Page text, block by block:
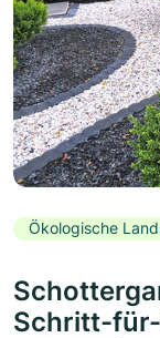
Ökologische
Schritt-